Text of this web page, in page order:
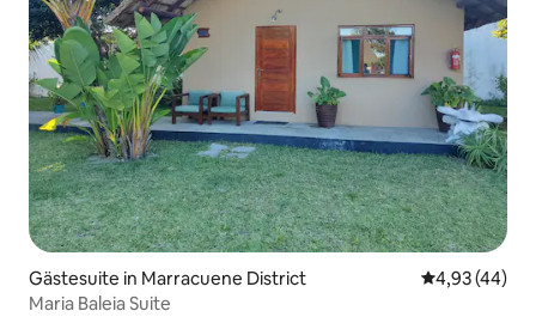
Gästesuite in Marracuene District
4,93 (44)
Maria Baleia Suite